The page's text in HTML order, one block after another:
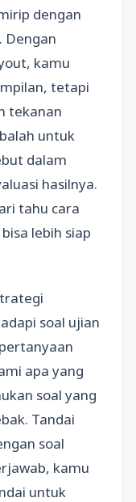
dengan
Dengan
kamu
tetapi
tekanan
untuk
dalam
hasilnya.
tahu cara
lebih siap
soal ujian
apa yang
soal yang
Tandai
soal
kamu
untuk